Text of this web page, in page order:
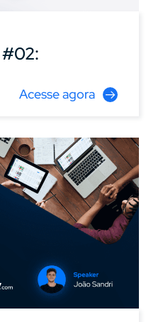
#02:
Acesse agora